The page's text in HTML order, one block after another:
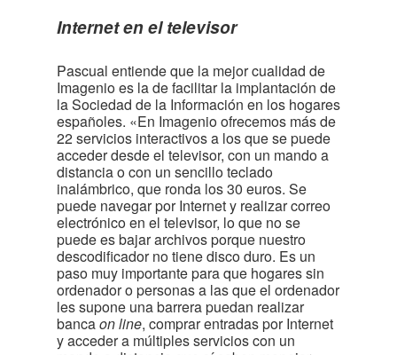
Internet en el televisor
Pascual entiende que la mejor cualidad de
Imagenio es la de facilitar la implantación de
la Sociedad de la Información en los hogares
españoles. «En Imagenio ofrecemos más de
22 servicios interactivos a los que se puede
acceder desde el televisor, con un mando a
distancia o con un sencillo teclado
inalámbrico, que ronda los 30 euros. Se
puede navegar por Internet y realizar correo
electrónico en el televisor, lo que no se
puede es bajar archivos porque nuestro
descodificador no tiene disco duro. Es un
paso muy importante para que hogares sin
ordenador o personas a las que el ordenador
les supone una barrera puedan realizar
bancaon line, comprar entradas por Internet
y acceder a múltiples servicios con un